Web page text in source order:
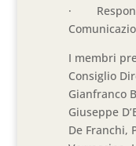
·
I membri
Consiglio
Gianfranco
Giuseppe
De Franchi,